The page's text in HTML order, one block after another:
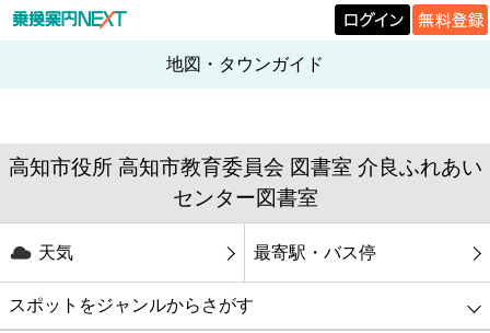
地図・タウンガイド
高知市役所 高知市教育委員会 図書室 介良ふれあい
センター図書室
天気 最寄駅・バス停
スポットをジャンルからさがす